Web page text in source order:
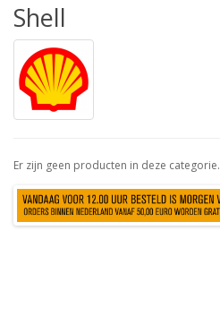
Shell
Er zijn geen producten in deze categorie.